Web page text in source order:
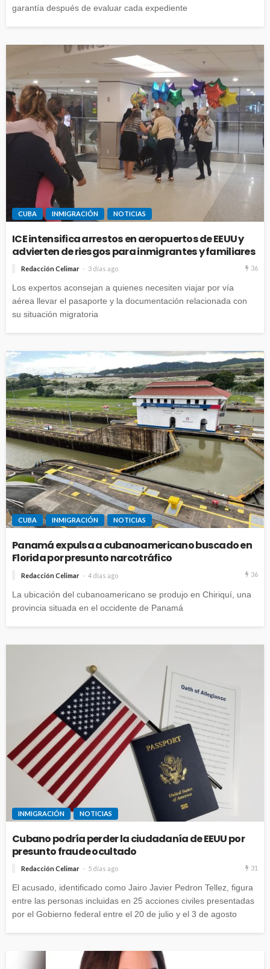
garantía después de evaluar cada expediente
CUBA INMIGRACIÓN NOTICIAS
ICE intensifica arrestos en aeropuertos de EEUU y
advierten de riesgos para inmigrantes y familiares
Redacción Celimar 3 días ago 36
Los expertos aconsejan a quienes necesiten viajar por vía
aérea llevar el pasaporte y la documentación relacionada con
su situación migratoria
CUBA INMIGRACIÓN NOTICIAS
Panamá expulsa a cubanoamericano buscado en
Florida por presunto narcotráfico
Redacción Celimar 4 días ago 36
La ubicación del cubanoamericano se produjo en Chiriquí, una
provincia situada en el occidente de Panamá
INMIGRACIÓN NOTICIAS
Cubano podría perder la ciudadanía de EEUU por
presunto fraude ocultado
Redacción Celimar 5 días ago 31
El acusado, identificado como Jairo Javier Pedron Tellez, figura
entre las personas incluidas en 25 acciones civiles presentadas
por el Gobierno federal entre el 20 de julio y el 3 de agosto